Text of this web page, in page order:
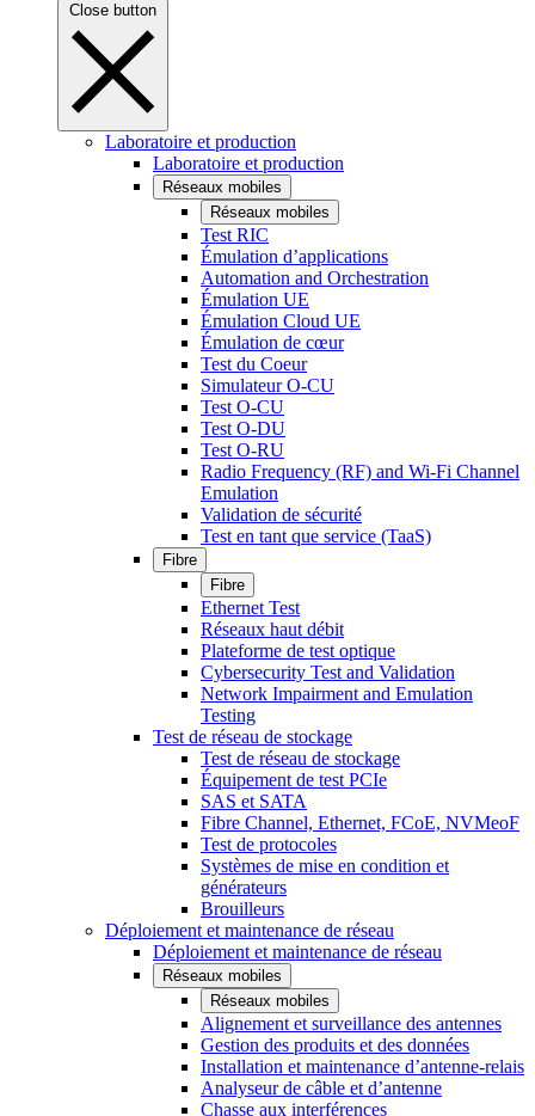
Close button
Laboratoire et production
Laboratoire et production
Réseaux mobiles
Réseaux mobiles
Test RIC
Émulation d’applications
Automation and Orchestration
Émulation UE
Émulation Cloud UE
Émulation de cœur
Test du Coeur
Simulateur O-CU
Test O-CU
Test O-DU
Test O-RU
Radio Frequency (RF) and Wi-Fi Channel
Emulation
Validation de sécurité
Test en tant que service (TaaS)
Fibre
Fibre
Ethernet Test
Réseaux haut débit
Plateforme de test optique
Cybersecurity Test and Validation
Network Impairment and Emulation
Testing
Test de réseau de stockage
Test de réseau de stockage
Équipement de test PCIe
SAS et SATA
Fibre Channel, Ethernet, FCoE, NVMeoF
Test de protocoles
Systèmes de mise en condition et
générateurs
Brouilleurs
Déploiement et maintenance de réseau
Déploiement et maintenance de réseau
Réseaux mobiles
Réseaux mobiles
Alignement et surveillance des antennes
Gestion des produits et des données
Installation et maintenance d’antenne-relais
Analyseur de câble et d’antenne
Chasse aux interférences